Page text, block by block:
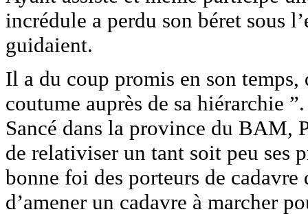
incrédule a perdu son béret sous
guidaient.
Il a du coup promis en son temps,
coutume auprès de sa hiérarchie
Sancé dans la province du BAM,
de relativiser un tant soit peu ses
bonne foi des porteurs de
d’amener un cadavre à marcher